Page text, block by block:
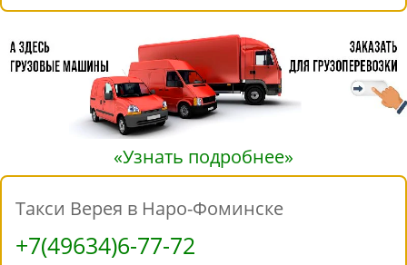
«Узнать подробнее»
Такси Верея в Наро-Фоминске
+7(49634)6-77-72